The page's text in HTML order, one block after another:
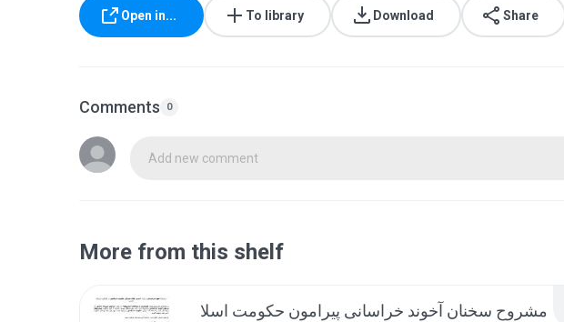
Open in... To library Download Share
Comments 0
Add new comment
More from this shelf
مشروح سخنان آخوند خراسانی پیرامون حکومت اسلا